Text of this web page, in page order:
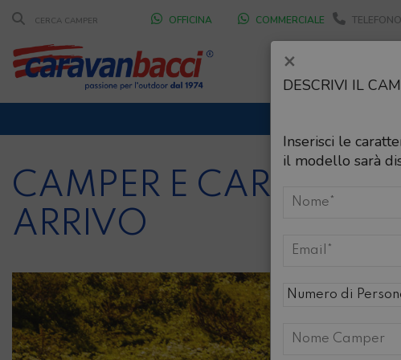
OFFICINA COMMERCIALE TELEFONO
CAMPER E CARAVAN
ARRIVO
×
DESCRIVI IL
Inserisci le
il modello sarà